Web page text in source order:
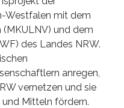
Westfalen mit dem
und dem
des Landes NRW.
anregen,
vernetzen und sie
und Mitteln fördern.